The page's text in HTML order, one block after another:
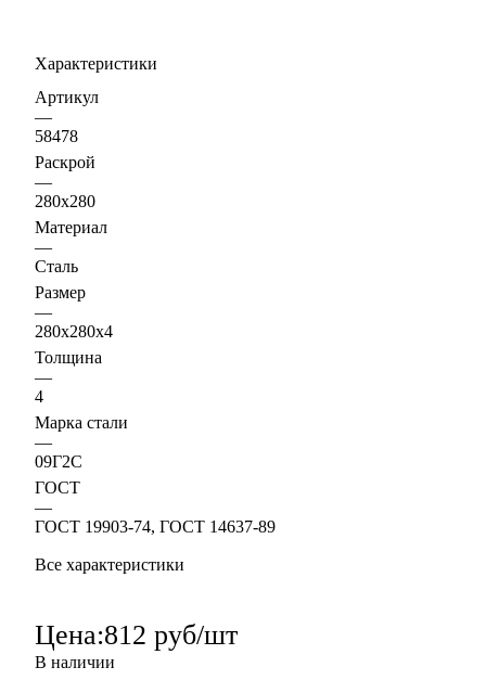
Характеристики
Артикул
—
58478
Раскрой
—
280х280
Материал
—
Сталь
Размер
—
280х280х4
Толщина
—
4
Марка стали
—
09Г2С
ГОСТ
—
ГОСТ 19903-74, ГОСТ 14637-89
Все характеристики
Цена:812 руб/шт
В наличии